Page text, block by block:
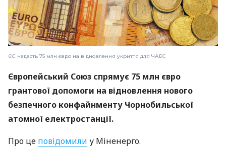
ЄС надасть 75 млн євро на відновлення укриття для ЧАЕС
Європейський Союз спрямує 75 млн євро
грантової допомоги на відновлення нового
безпечного конфайнменту Чорнобильської
атомної електростанції.
Про це повідомили у Міненерго.